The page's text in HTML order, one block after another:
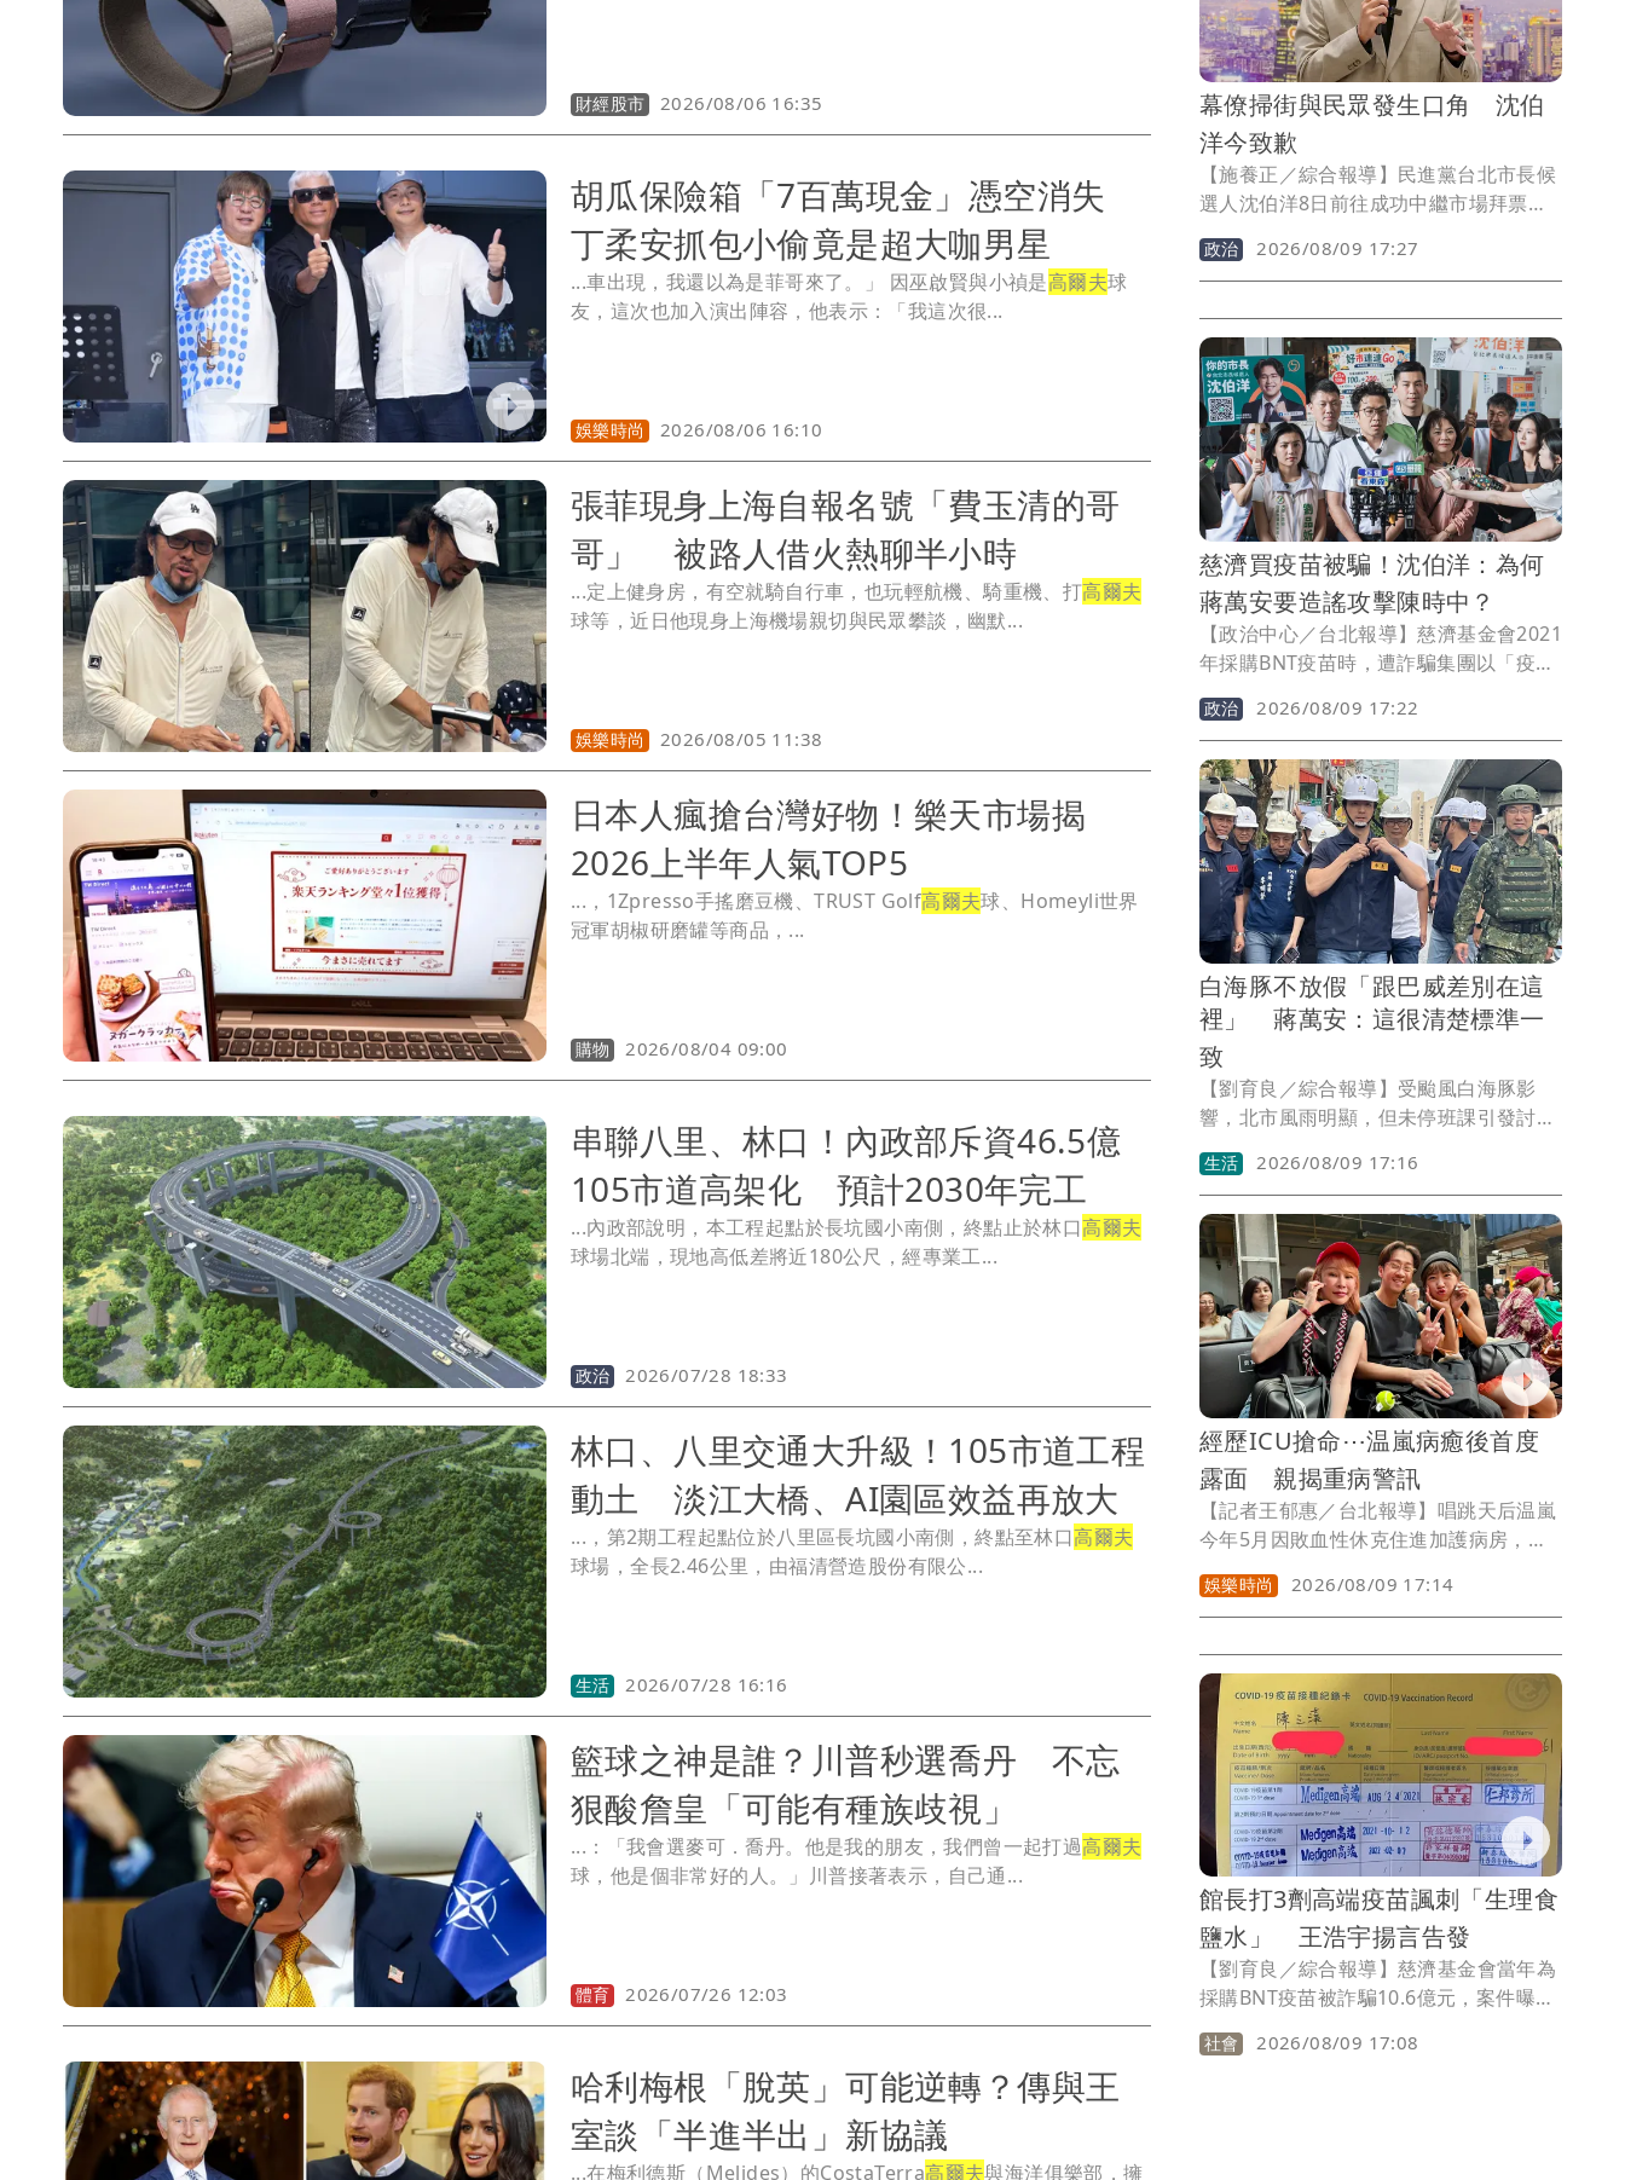
財經股市 2026/08/06 16:35
胡瓜保險箱「7百萬現金」憑空消失
丁柔安抓包小偷竟是超大咖男星
...車出現，我還以為是菲哥來了。」 因巫啟賢與小禎是高爾夫球
友，這次也加入演出陣容，他表示：「我這次很...
娛樂時尚 2026/08/06 16:10
張菲現身上海自報名號「費玉清的哥
哥」 被路人借火熱聊半小時
...定上健身房，有空就騎自行車，也玩輕航機、騎重機、打高爾夫
球等，近日他現身上海機場親切與民眾攀談，幽默...
娛樂時尚 2026/08/05 11:38
日本人瘋搶台灣好物！樂天市場揭
2026上半年人氣TOP5
...，1Zpresso手搖磨豆機、TRUST Golf高爾夫球、Homeyli世界
冠軍胡椒研磨罐等商品，...
購物 2026/08/04 09:00
串聯八里、林口！內政部斥資46.5億
105市道高架化 預計2030年完工
...內政部說明，本工程起點於長坑國小南側，終點止於林口高爾夫
球場北端，現地高低差將近180公尺，經專業工...
政治 2026/07/28 18:33
林口、八里交通大升級！105市道工程
動土 淡江大橋、AI園區效益再放大
...，第2期工程起點位於八里區長坑國小南側，終點至林口高爾夫
球場，全長2.46公里，由福清營造股份有限公...
生活 2026/07/28 16:16
籃球之神是誰？川普秒選喬丹 不忘
狠酸詹皇「可能有種族歧視」
...：「我會選麥可．喬丹。他是我的朋友，我們曾一起打過高爾夫
球，他是個非常好的人。」川普接著表示，自己通...
體育 2026/07/26 12:03
哈利梅根「脫英」可能逆轉？傳與王
室談「半進半出」新協議
...在梅利德斯（Melides）的CostaTerra高爾夫與海洋俱樂部，擁
幕僚掃街與民眾發生口角 沈伯
洋今致歉
【施養正／綜合報導】民進黨台北市長候
選人沈伯洋8日前往成功中繼市場拜票，
不過因為動線狹小，團隊成員擋住民眾去
路，一度發生口角。沈伯洋9日出席活動
時強調，希望工作人員盡力維持好動線讓
民眾通過，如果還不夠完善，他也感到非
常抱歉。
政治 2026/08/09 17:27
慈濟買疫苗被騙！沈伯洋：為何
蔣萬安要造謠攻擊陳時中？
【政治中心／台北報導】慈濟基金會2021
年採購BNT疫苗時，遭詐騙集團以「疫苗
採購顧問費」名義，詐騙高達10.6億元。
當年，時任衛福部長陳時中苦勸各界不要
相信私人掮客，但被國民黨發動政治攻
擊，稱阻擋買疫苗，台北市長參選人沈伯
洋今（9日）替陳時中喊冤，為何蔣萬安
當時要以造謠的方式攻擊陳時中。
政治 2026/08/09 17:22
白海豚不放假「跟巴威差別在這
裡」 蔣萬安：這很清楚標準一
致
【劉育良／綜合報導】受颱風白海豚影
響，北市風雨明顯，但未停班課引發討
論。台北市長蔣萬安今下午表示，颱風巴
威跟白海豚完全不一樣，上次氣象署已宣
布預計要發布陸警，這次說不會發布，這
很清楚、標準一致。
生活 2026/08/09 17:16
經歷ICU搶命⋯温嵐病癒後首度
露面 親揭重病警訊
【記者王郁惠／台北報導】唱跳天后温嵐
今年5月因敗血性休克住進加護病房，經
歷11天治療後康復出院，身為泰雅族協會
副理事長的她，今（9日）低調現身「達
拉愛音樂季」，力挺男友雷諾（Talaw）
演出，這也是她病癒後首度公開露面，她
透露目前持續定期追蹤，表示：「前陣子
讓大家擔心，然後現在醫生說恢復得很
好，然後也感謝祖靈、上帝的保守。」
娛樂時尚 2026/08/09 17:14
館長打3劑高端疫苗諷刺「生理食
鹽水」 王浩宇揚言告發
【劉育良／綜合報導】慈濟基金會當年為
採購BNT疫苗被詐騙10.6億元，案件曝光
後引發對於疫情期間政府是否擋國外疫
苗、護高端疫苗的熱烈討論。網紅「館
社會 2026/08/09 17:08